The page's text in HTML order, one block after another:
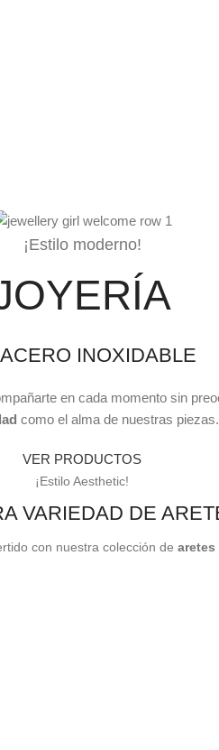
¡Estilo moderno!
INOXIDABLE
en cada momento sin
como el alma de nuestras piezas.
VER PRODUCTOS
¡Estilo Aesthetic!
VARIEDAD DE
con nuestra colección de